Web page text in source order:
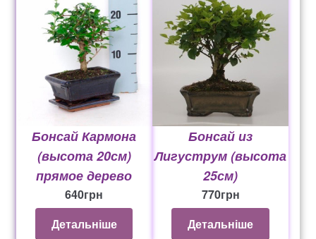
Бонсай Кармона
(высота 20см)
прямое дерево
640грн
Детальніше
Бонсай из
Лигуструм (высота
25см)
770грн
Детальніше